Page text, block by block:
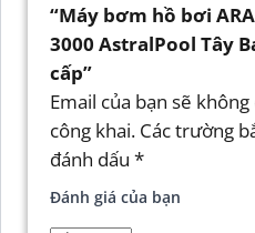
“Máy bơm hồ bơi
3000 AstralPool Tây
cấp”
Email của bạn sẽ
công khai. Các trường
đánh dấu *
Đánh giá của bạn